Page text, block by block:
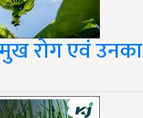
रोग एवं उनका